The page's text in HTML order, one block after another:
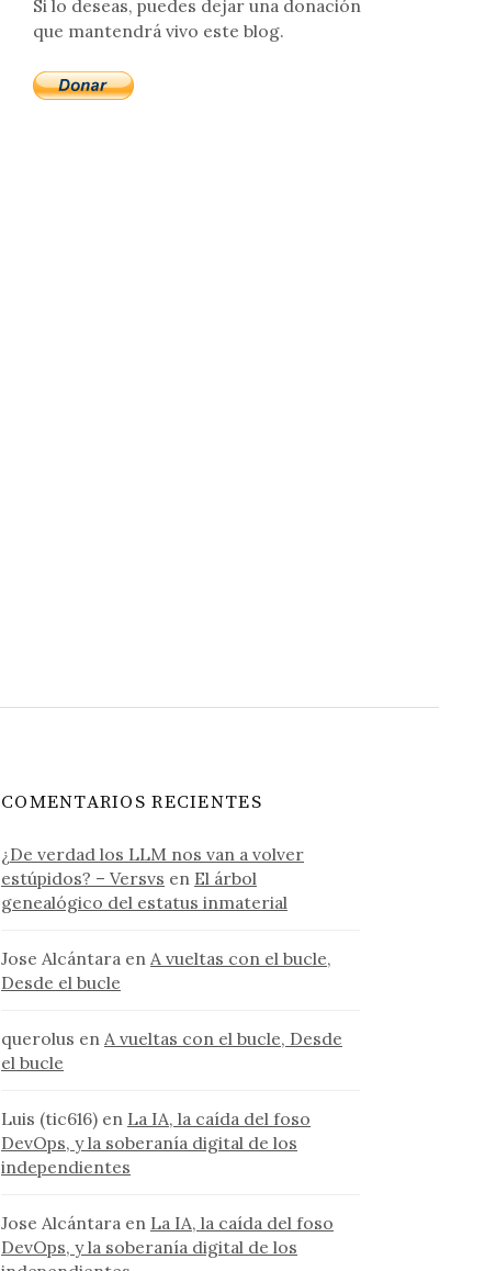
Si lo deseas, puedes dejar una donación
que mantendrá vivo este blog.
COMENTARIOS RECIENTES
¿De verdad los LLM nos van a volver
estúpidos? – Versvs en El árbol
genealógico del estatus inmaterial
Jose Alcántara en A vueltas con el bucle,
Desde el bucle
querolus en A vueltas con el bucle, Desde
el bucle
Luis (tic616) en La IA, la caída del foso
DevOps, y la soberanía digital de los
independientes
Jose Alcántara en La IA, la caída del foso
DevOps, y la soberanía digital de los